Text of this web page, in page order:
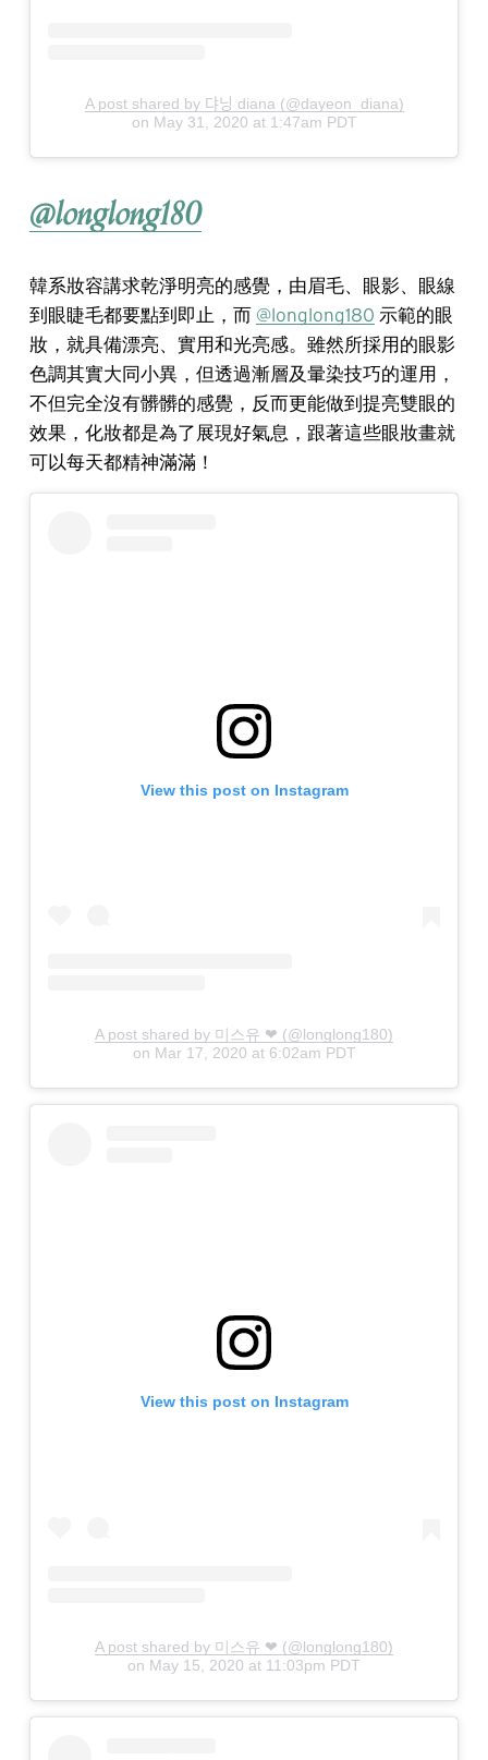
A post shared by 댜닝 diana (@dayeon_diana)
on May 31, 2020 at 1:47am PDT
@longlong180
韓系妝容講求乾淨明亮的感覺，由眉毛、眼影、眼線
到眼睫毛都要點到即止，而 @longlong180 示範的眼
妝，就具備漂亮、實用和光亮感。雖然所採用的眼影
色調其實大同小異，但透過漸層及暈染技巧的運用，
不但完全沒有髒髒的感覺，反而更能做到提亮雙眼的
效果，化妝都是為了展現好氣息，跟著這些眼妝畫就
可以每天都精神滿滿！
View this post on Instagram
A post shared by 미스유 ❤ (@longlong180)
on Mar 17, 2020 at 6:02am PDT
View this post on Instagram
A post shared by 미스유 ❤ (@longlong180)
on May 15, 2020 at 11:03pm PDT